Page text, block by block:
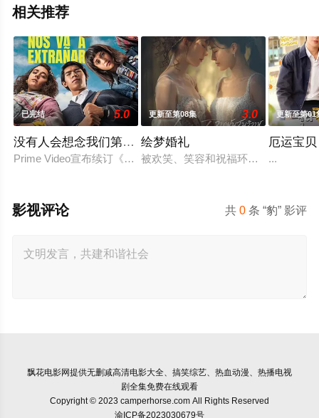
相关推荐
已完结 5.0
没有人会想念我们第二季
Prime Video宣布续订《没有人会想念我们》第二季。
更新至第08集 3.0
绘梦婚礼
被欢笑、笑容和祝福环绕的婚礼仅仅
更新至第01
厄运宝贝
...
共0 条 “豹” 影评
影视评论
飘花电影网提供无删减高清电影大全、搞笑综艺、热血动漫、热播电视
剧全集免费在线观看
Copyright © 2023 camperhorse.com All Rights Reserved
渝ICP备2023030679号